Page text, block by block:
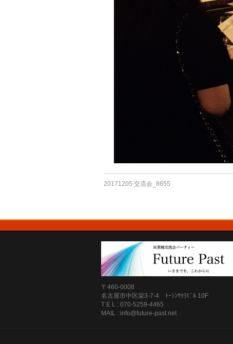
20171205 交流会_8655
〒460-0008
名古屋市中区栄3-7-4 ﾄｰｼﾝｻｸﾗﾋﾞﾙ 10F
T E L : 070-5259-4465
MAIL : info@future-past.net